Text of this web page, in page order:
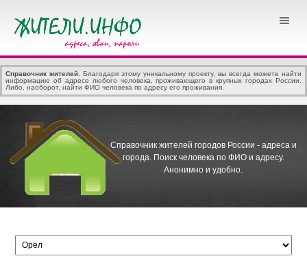
Справочник жителей . Благодаря этому уникальному проекту, вы всегда можете найти
информацию об адресе любого человека, проживающего в крупных городах России.
Либо, наоборот, найти ФИО человека по адресу его проживания.
Справочник жителей городов России - адреса и
города. Поиск человека по ФИО и адресу.
Анонимно и удобно.